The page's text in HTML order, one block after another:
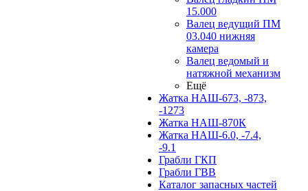
15.000
Валец ведущий ПМ
03.040 нижняя
камера
Валец ведомый и
натяжной механизм
Ещё
Жатка НАШ-673, -873,
-1273
Жатка НАШ-870К
Жатка НАШ-6.0, -7.4,
-9.1
Грабли ГКП
Грабли ГВВ
Каталог запасных частей